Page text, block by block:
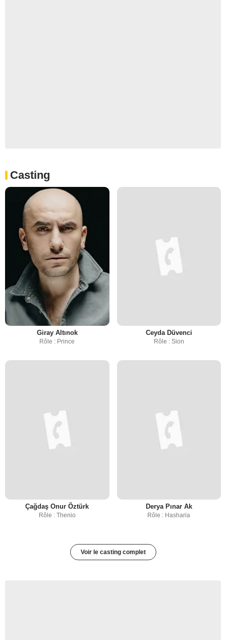
Casting
Giray Altınok
Rôle : Prince
Ceyda Düvenci
Rôle : Sion
Çağdaş Onur Öztürk
Rôle : Thenio
Derya Pınar Ak
Rôle : Hasharia
Voir le casting complet